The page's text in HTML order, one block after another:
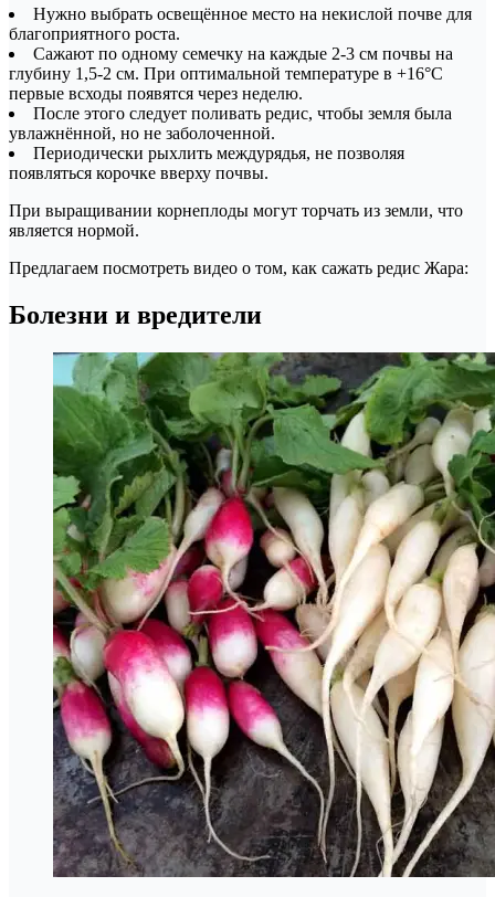
Нужно выбрать освещённое место на некислой почве для
благоприятного роста.
Сажают по одному семечку на каждые 2-3 см почвы на
глубину 1,5-2 см. При оптимальной температуре в +16°С
первые всходы появятся через неделю.
После этого следует поливать редис, чтобы земля была
увлажнённой, но не заболоченной.
Периодически рыхлить междурядья, не позволяя
появляться корочке вверху почвы.
При выращивании корнеплоды могут торчать из земли, что
является нормой.
Предлагаем посмотреть видео о том, как сажать редис Жара:
Болезни и вредители